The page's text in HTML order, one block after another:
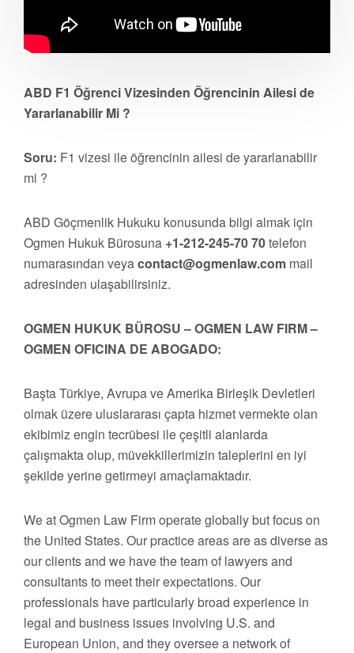
ABD F1 Öğrenci Vizesinden Öğrencinin Ailesi de
Yararlanabilir Mi ?
Soru: F1 vizesi ile öğrencinin ailesi de yararlanabilir
mi ?
ABD Göçmenlik Hukuku konusunda bilgi almak için
Ogmen Hukuk Bürosuna +1-212-245-70 70telefon
numarasından veyacontact@ogmenlaw.com mail
adresinden ulaşabilirsiniz.
OGMEN HUKUK BÜROSU – OGMEN LAW FIRM –
OGMEN OFICINA DE ABOGADO:
Başta Türkiye, Avrupa ve Amerika Birleşik Devletleri
olmak üzere uluslararası çapta hizmet vermekte olan
ekibimiz engin tecrübesi ile çeşitli alanlarda
çalışmakta olup, müvekkillerimizin taleplerini en iyi
şekilde yerine getirmeyi amaçlamaktadır.
We at Ogmen Law Firm operate globally but focus on
the United States. Our practice areas are as diverse as
our clients and we have the team of lawyers and
consultants to meet their expectations. Our
professionals have particularly broad experience in
legal and business issues involving U.S. and
European Union, and they oversee a network of